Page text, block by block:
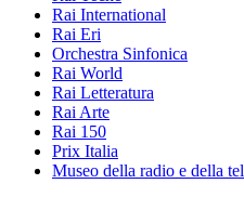
Rai International
Rai Eri
Orchestra Sinfonica
Rai World
Rai Letteratura
Rai Arte
Rai 150
Prix Italia
Museo della radio e della